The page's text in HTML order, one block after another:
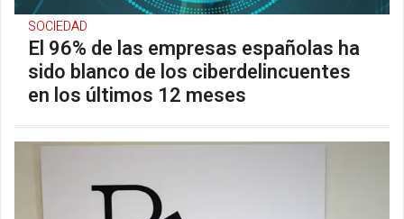
SOCIEDAD
El 96% de las empresas españolas ha
sido blanco de los ciberdelincuentes
en los últimos 12 meses